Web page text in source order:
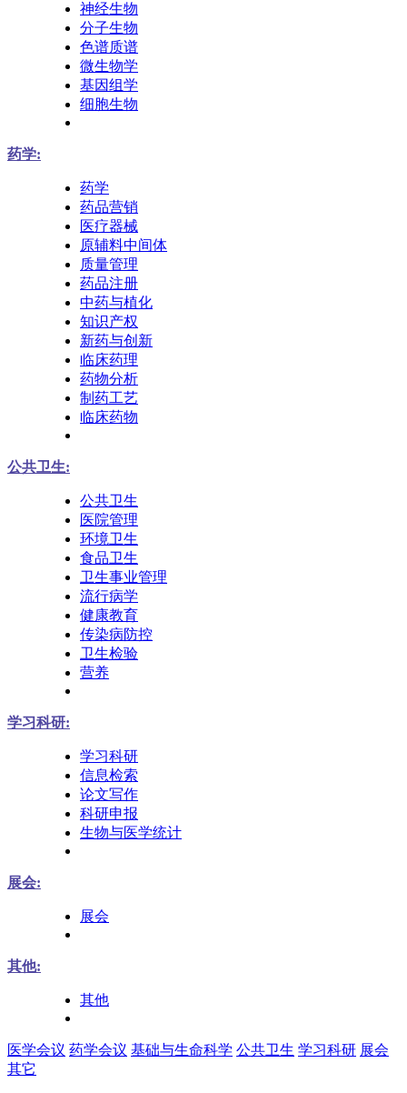
神经生物
分子生物
色谱质谱
微生物学
基因组学
细胞生物
药学:
药学
药品营销
医疗器械
原辅料中间体
质量管理
药品注册
中药与植化
知识产权
新药与创新
临床药理
药物分析
制药工艺
临床药物
公共卫生:
公共卫生
医院管理
环境卫生
食品卫生
卫生事业管理
流行病学
健康教育
传染病防控
卫生检验
营养
学习科研:
学习科研
信息检索
论文写作
科研申报
生物与医学统计
展会:
展会
其他:
其他
医学会议 药学会议 基础与生命科学 公共卫生 学习科研 展会
其它